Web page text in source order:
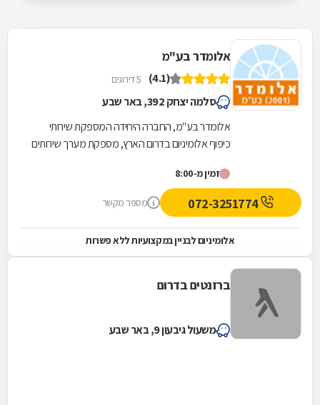
אלומדר בע"מ
(4.1) 5 דירוגים
סלמה יצחק 392, באר שבע
אלומדר בע"מ, החברה היחידה המספקת שירותי
כיפוף אלומיניום בדרום הארץ, מספקת מערך שירותים
זמין מ-8:00
072-3251774 מספר מקשר
אלומיניום לבניין במקצועיות ללא פשרות
ברזנטים בדרום
משעול גיבעון 9, באר שבע